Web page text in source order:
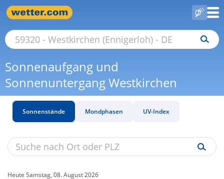
Sonnenaufgang und
Sonnenuntergang Westkirchen
Sonnenstände Mondphasen UV-Index
Heute Samstag, 08. August 2026